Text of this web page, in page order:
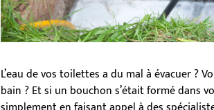
L’eau de vos toilettes a du mal à évacuer ?
bain ? Et si un bouchon s’était formé dans